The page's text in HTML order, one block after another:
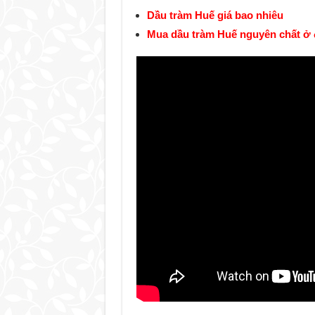
Dầu tràm Huế giá bao nhiêu
Mua dầu tràm Huế nguyên chất ở